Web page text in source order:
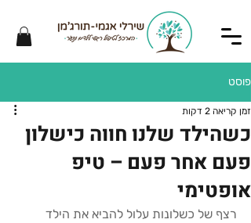
פוסט
כשהילד שלנו חווה כישלון
פעם אחר פעם – טיפ
אופטימי
זמן קריאה 2 דקות
רצף של כשלונות עלול להביא את הילד